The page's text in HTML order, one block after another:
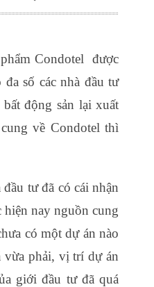
Condotel được
số các nhà đầu tư
động sản lại xuất
về Condotel thì
tư đã có cái nhận
nay nguồn cung
có một dự án nào
vừa phải, vị trí dự án
giới đầu tư đã quá